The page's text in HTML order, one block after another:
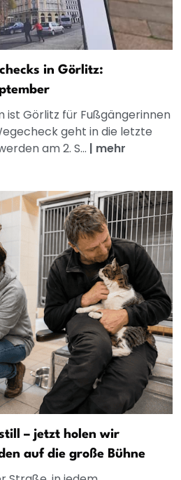
in Görlitz:
ist Görlitz für Fußgängerinnen
geht in die letzte
am 2. S... | mehr
– jetzt holen wir
auf die große Bühne